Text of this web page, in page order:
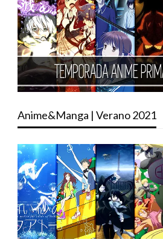
Anime&Manga | Verano 2021